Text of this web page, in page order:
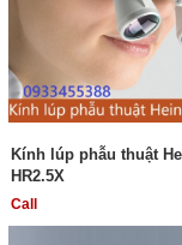
Kính lúp phẫu thuật
HR2.5X
Call